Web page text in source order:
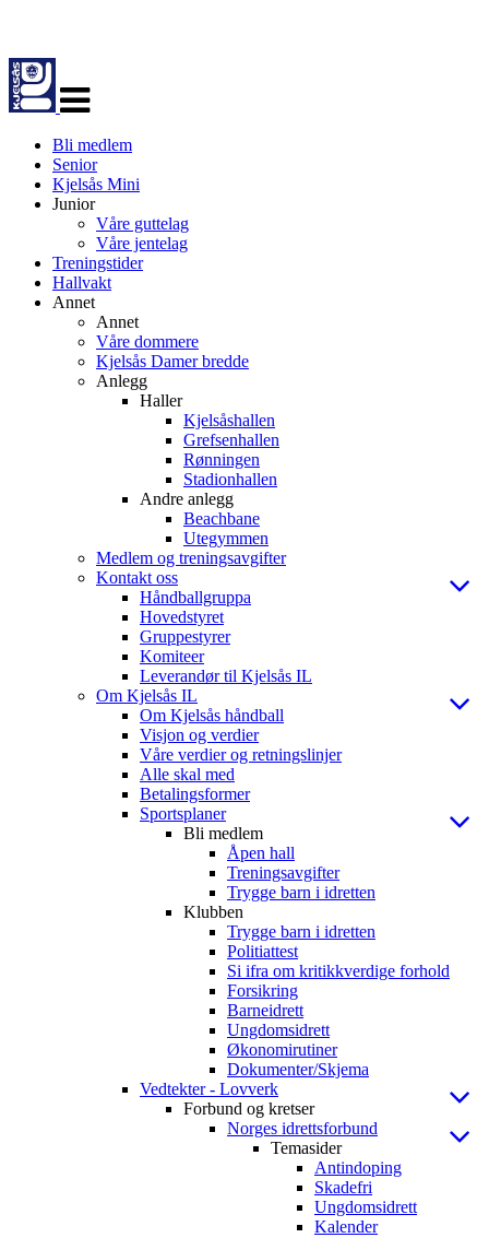
navigasjon
Bli medlem
Senior
Kjelsås Mini
Junior
Våre guttelag
Våre jentelag
Treningstider
Hallvakt
Annet
Annet
Våre dommere
Kjelsås Damer bredde
Anlegg
Haller
Kjelsåshallen
Grefsenhallen
Rønningen
Stadionhallen
Andre anlegg
Beachbane
Utegymmen
Medlem og treningsavgifter
Kontakt oss
Håndballgruppa
Hovedstyret
Gruppestyrer
Komiteer
Leverandør til Kjelsås IL
Om Kjelsås IL
Om Kjelsås håndball
Visjon og verdier
Våre verdier og retningslinjer
Alle skal med
Betalingsformer
Sportsplaner
Bli medlem
Åpen hall
Treningsavgifter
Trygge barn i idretten
Klubben
Trygge barn i idretten
Politiattest
Si ifra om kritikkverdige forhold
Forsikring
Barneidrett
Ungdomsidrett
Økonomirutiner
Dokumenter/Skjema
Vedtekter - Lovverk
Forbund og kretser
Norges idrettsforbund
Temasider
Antindoping
Skadefri
Ungdomsidrett
Kalender